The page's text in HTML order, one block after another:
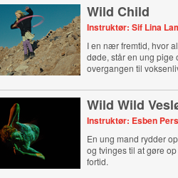
Wild Child
Instruktør: Sif Lina
I en nær fremtid, hvor
døde, står en ung pige
overgangen til
Wild Wild
Instruktør: Esben
En ung mand rydder
og tvinges til at gøre
fortid.